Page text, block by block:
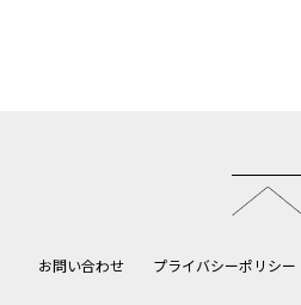
お問い合わせ プライバシーポリシー